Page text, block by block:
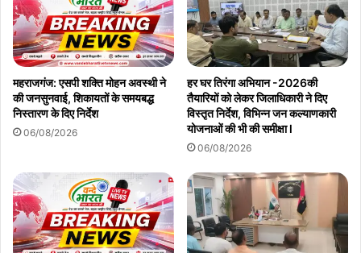
महराजगंज: एसपी शक्ति मोहन अवस्थी ने
की जनसुनवाई, शिकायतों के समयबद्ध
निस्तारण के दिए निर्देश
06/08/2026
हर घर तिरंगा अभियान -2026की
तैयारियों को लेकर जिलाधिकारी ने दिए
विस्तृत निर्देश, विभिन्न जन कल्याणकारी
योजनाओं की भी की समीक्षा l
06/08/2026